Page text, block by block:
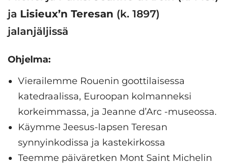
ja Lisieux’n Teresan (k. 1897)
jalanjäljissä
Ohjelma:
Vierailemme Rouenin goottilaisessa
katedraalissa, Euroopan kolmanneksi
korkeimmassa, ja Jeanne d’Arc -museossa.
Käymme Jeesus-lapsen Teresan
synnyinkodissa ja kastekirkossa
Teemme päiväretken Mont Saint Michelin